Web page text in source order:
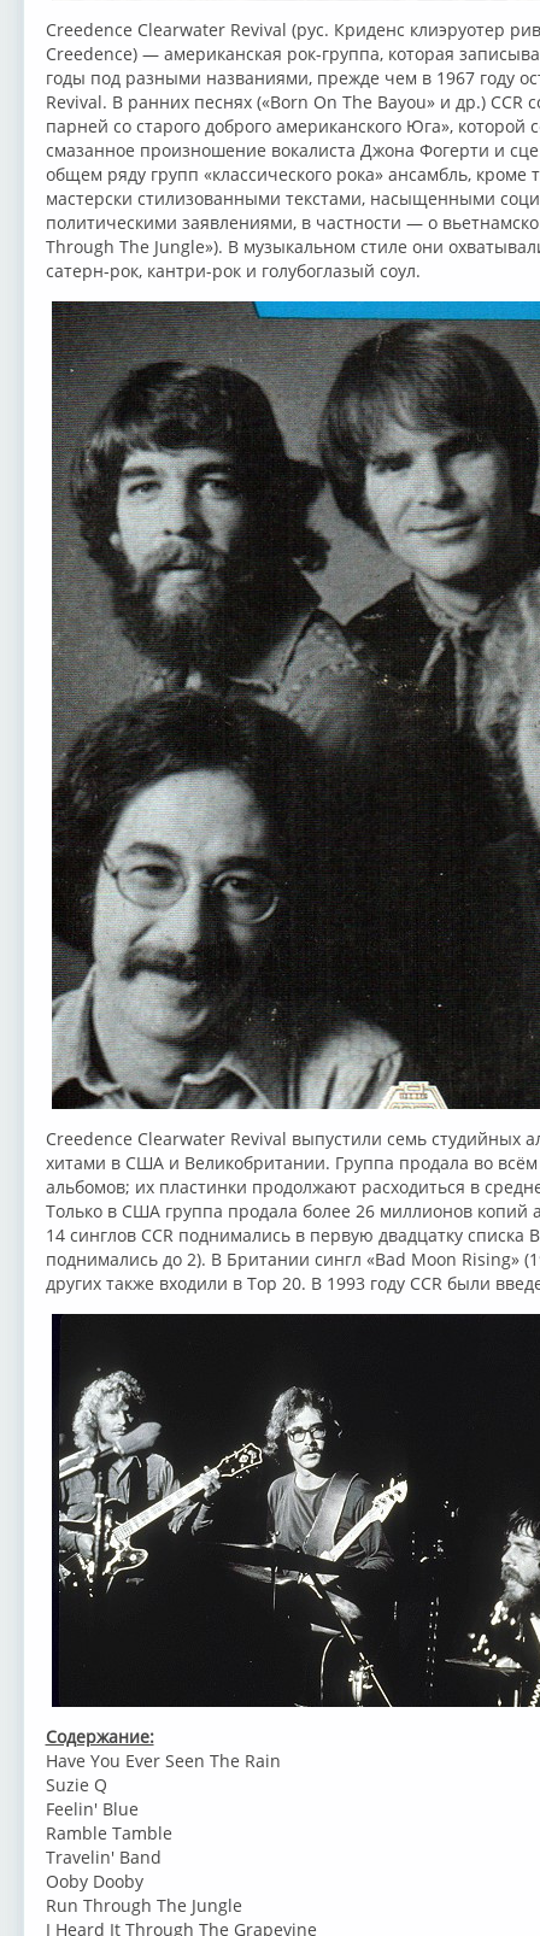
Creedence Clearwater Revival (рус. Криденс клиэруотер
Creedence) — американская рок-группа, которая
годы под разными названиями, прежде чем в 1967 году
Revival. В ранних песнях («Born On The Bayou» и др.) CCR
парней со старого доброго американского Юга», которой
смазанное произношение вокалиста Джона Фогерти и
общем ряду групп «классического рока» ансамбль,
мастерски стилизованными текстами, насыщенными
политическими заявлениями, в частности — о
Through The Jungle»). В музыкальном стиле они
сатерн-рок, кантри-рок и голубоглазый соул.
Creedence Clearwater Revival выпустили семь студийных
хитами в США и Великобритании. Группа продала во
альбомов; их пластинки продолжают расходиться в
Только в США группа продала более 26 миллионов копий
14 синглов CCR поднимались в первую двадцатку списка
поднимались до 2). В Британии сингл «Bad Moon Rising»
других также входили в Top 20. В 1993 году CCR были
Содержание:
Have You Ever Seen The Rain
Suzie Q
Feelin' Blue
Ramble Tamble
Travelin' Band
Ooby Dooby
Run Through The Jungle
I Heard It Through The Grapevine